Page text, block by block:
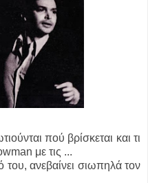
πού βρίσκεται και τι
με τις ...
του, ανεβαίνει σιωπηλά τον